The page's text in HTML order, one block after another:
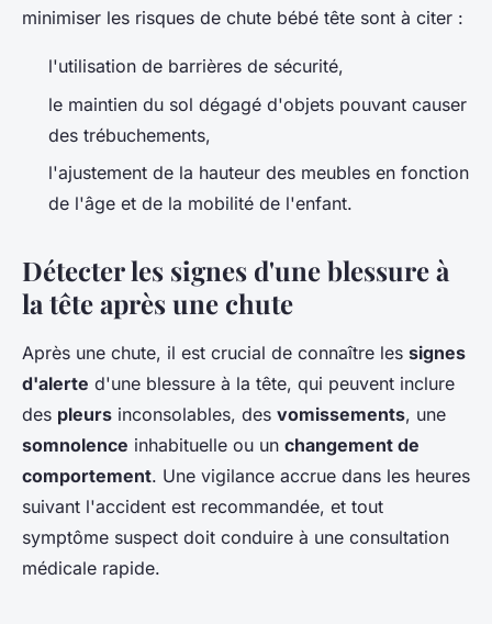
minimiser les risques de chute bébé tête sont à citer :
l'utilisation de barrières de sécurité,
le maintien du sol dégagé d'objets pouvant causer
des trébuchements,
l'ajustement de la hauteur des meubles en fonction
de l'âge et de la mobilité de l'enfant.
Détecter les signes d'une blessure à
la tête après une chute
Après une chute, il est crucial de connaître les signes
d'alerte d'une blessure à la tête, qui peuvent inclure
des pleurs inconsolables, des vomissements, une
somnolence inhabituelle ou un changement de
comportement. Une vigilance accrue dans les heures
suivant l'accident est recommandée, et tout
symptôme suspect doit conduire à une consultation
médicale rapide.